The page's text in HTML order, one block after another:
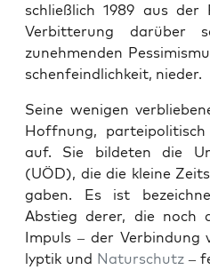
schließlich 1989 aus
Ver­bit­terung darüber
zunehmenden
schen­feindlichkeit, nieder.
Seine weni­gen
Hoff­nung,
auf. Sie bilde­ten die
(UÖD), die die kleine
gaben. Es ist
Abstieg der­er, die noch
Impuls – der
lyp­tik und Naturschutz –